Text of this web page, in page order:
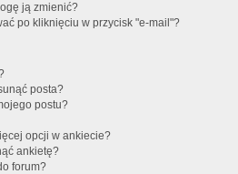
ją zmienić?
po kliknięciu w przycisk "e-mail"?
posta?
postu?
opcji w ankiecie?
ankietę?
forum?